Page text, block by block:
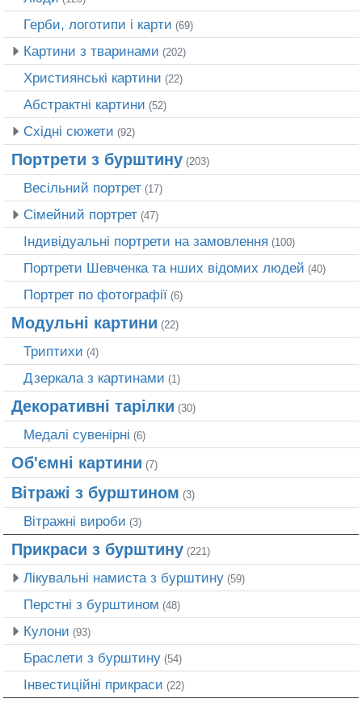
Герби, логотипи і карти (69)
Картини з тваринами (202)
Християнські картини (22)
Абстрактні картини (52)
Східні сюжети (92)
Портрети з бурштину (203)
Весільний портрет (17)
Сімейний портрет (47)
Індивідуальні портрети на замовлення (100)
Портрети Шевченка та нших відомих людей (40)
Портрет по фотографії (6)
Модульні картини (22)
Триптихи (4)
Дзеркала з картинами (1)
Декоративні тарілки (30)
Медалі сувенірні (6)
Об'ємні картини (7)
Вітражі з бурштином (3)
Вітражні вироби (3)
Прикраси з бурштину (221)
Лікувальні намиста з бурштину (59)
Перстні з бурштином (48)
Кулони (93)
Браслети з бурштину (54)
Інвестиційні прикраси (22)